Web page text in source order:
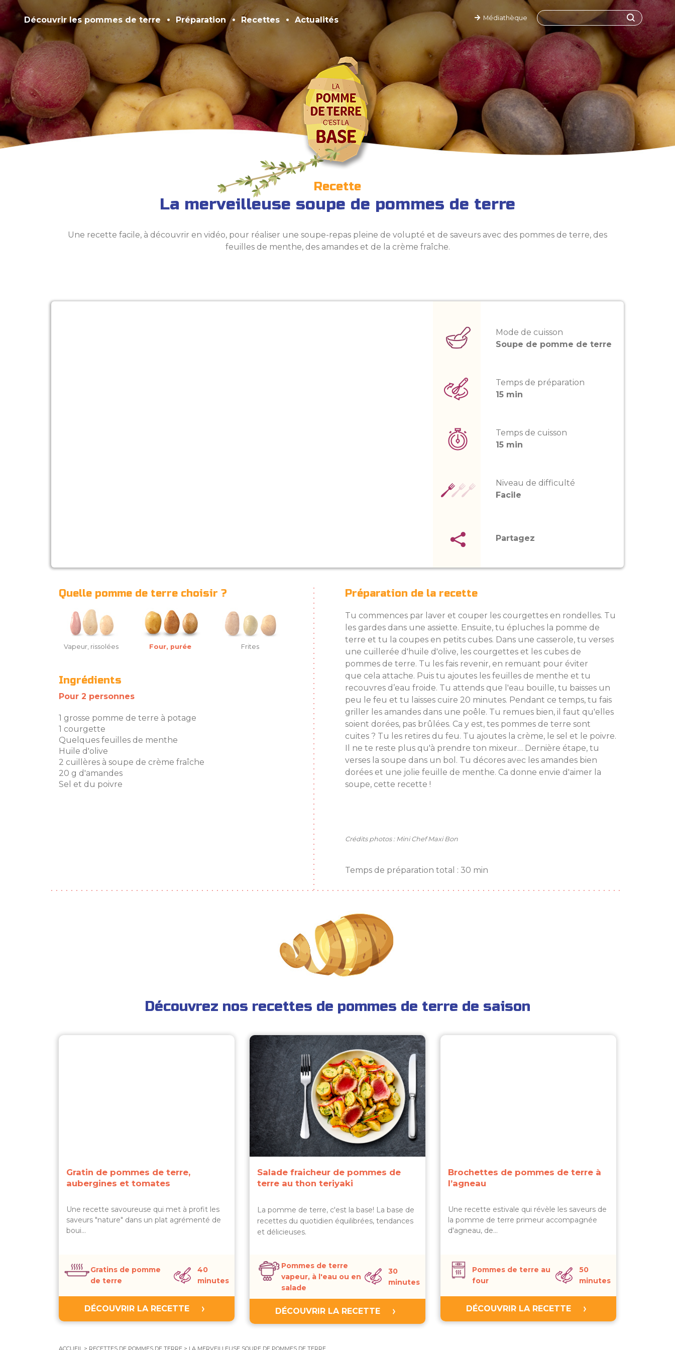
Découvrir les pommes de terre Préparation Recettes Actualités Médiathèque
Recette
La merveilleuse soupe de pommes de terre
Une recette facile, à découvrir en vidéo, pour réaliser une soupe-repas pleine de volupté et de saveurs avec des pommes de terre, des
feuilles de menthe, des amandes et de la crème fraîche.
Mode de cuisson
Soupe de pomme de terre
Temps de préparation
15 min
Temps de cuisson
15 min
Niveau de difficulté
Facile
Partagez
Quelle pomme de terre choisir ?
Vapeur, rissolées Four, purée Frites
Ingrédients
Pour 2 personnes
1 grosse pomme de terre à potage
1 courgette
Quelques feuilles de menthe
Huile d'olive
2 cuillères à soupe de crème fraîche
20 g d'amandes
Sel et du poivre
Préparation de la recette
Tu commences par laver et couper les courgettes en rondelles. Tu
les gardes dans une assiette. Ensuite, tu épluches la pomme de
terre et tu la coupes en petits cubes. Dans une casserole, tu verses
une cuillerée d'huile d'olive, les courgettes et les cubes de
pommes de terre. Tu les fais revenir, en remuant pour éviter
que cela attache. Puis tu ajoutes les feuilles de menthe et tu
recouvres d’eau froide. Tu attends que l'eau bouille, tu baisses un
peu le feu et tu laisses cuire 20 minutes. Pendant ce temps, tu fais
griller les amandes dans une poêle. Tu remues bien, il faut qu'elles
soient dorées, pas brûlées. Ca y est, tes pommes de terre sont
cuites ? Tu les retires du feu. Tu ajoutes la crème, le sel et le poivre.
Il ne te reste plus qu'à prendre ton mixeur… Dernière étape, tu
verses la soupe dans un bol. Tu décores avec les amandes bien
dorées et une jolie feuille de menthe. Ca donne envie d'aimer la
soupe, cette recette !
Crédits photos : Mini Chef Maxi Bon
Temps de préparation total : 30 min
Découvrez nos recettes de pommes de terre de saison
Gratin de pommes de terre,
aubergines et tomates
Une recette savoureuse qui met à profit les
saveurs "nature" dans un plat agrémenté de
boui…
Gratins de pomme
de terre
40
minutes
DÉCOUVRIR LA RECETTE
Salade fraicheur de pommes de
terre au thon teriyaki
La pomme de terre, c'est la base! La base de
recettes du quotidien équilibrées, tendances
et délicieuses.
Pommes de terre
vapeur, à l'eau ou en
salade
30
minutes
DÉCOUVRIR LA RECETTE
Brochettes de pommes de terre à
l’agneau
Une recette estivale qui révèle les saveurs de
la pomme de terre primeur accompagnée
d'agneau, de…
Pommes de terre au
four
50
minutes
DÉCOUVRIR LA RECETTE
ACCUEIL > RECETTES DE POMMES DE TERRE > LA MERVEILLEUSE SOUPE DE POMMES DE TERRE